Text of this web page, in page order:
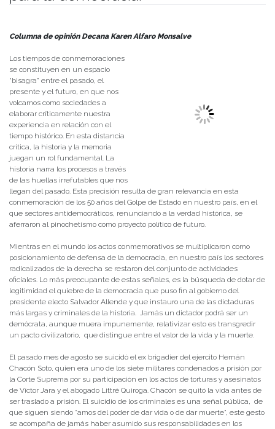
Columna de opinión Decana Karen Alfaro Monsalve
Los tiempos de conmemoraciones
se constituyen en un espacio
“bisagra” entre el pasado, el
presente y el futuro, en que nos
volcamos como sociedades a
elaborar críticamente nuestra
experiencia en relación con el
tiempo histórico. En esta distancia
critica, la historia y la memoria
juegan un rol fundamental. La
historia narra los procesos a través
de las huellas irrefutables que nos
llegan del pasado. Esta precisión resulta de gran relevancia en esta
conmemoración de los 50 años del Golpe de Estado en nuestro país, en el
que sectores antidemocráticos, renunciando a la verdad histórica, se
aferraron al pinochetismo como proyecto político de futuro.
Mientras en el mundo los actos conmemorativos se multiplicaron como
posicionamiento de defensa de la democracia, en nuestro país los sectores
radicalizados de la derecha se restaron del conjunto de actividades
oficiales. Lo más preocupante de estas señales, es la búsqueda de dotar de
legitimidad el quiebre de la democracia que puso fin al gobierno del
presidente electo Salvador Allende y que instauro una de las dictaduras
más largas y criminales de la historia. Jamás un dictador podrá ser un
demócrata, aunque muera impunemente, relativizar esto es transgredir
un pacto civilizatorio, que distingue entre el valor de la vida y la muerte.
El pasado mes de agosto se suicidó el ex brigadier del ejercito Hernán
Chacón Soto, quien era uno de los siete militares condenados a prisión por
la Corte Suprema por su participación en los actos de torturas y asesinatos
de Víctor Jara y el abogado Littré Quiroga. Chacón se quitó la vida antes de
ser traslado a prisión. El suicidio de los criminales es una señal pública, de
que siguen siendo “amos del poder de dar vida o de dar muerte”, este gesto
se acompaña de jamás haber asumido sus responsabilidades en los